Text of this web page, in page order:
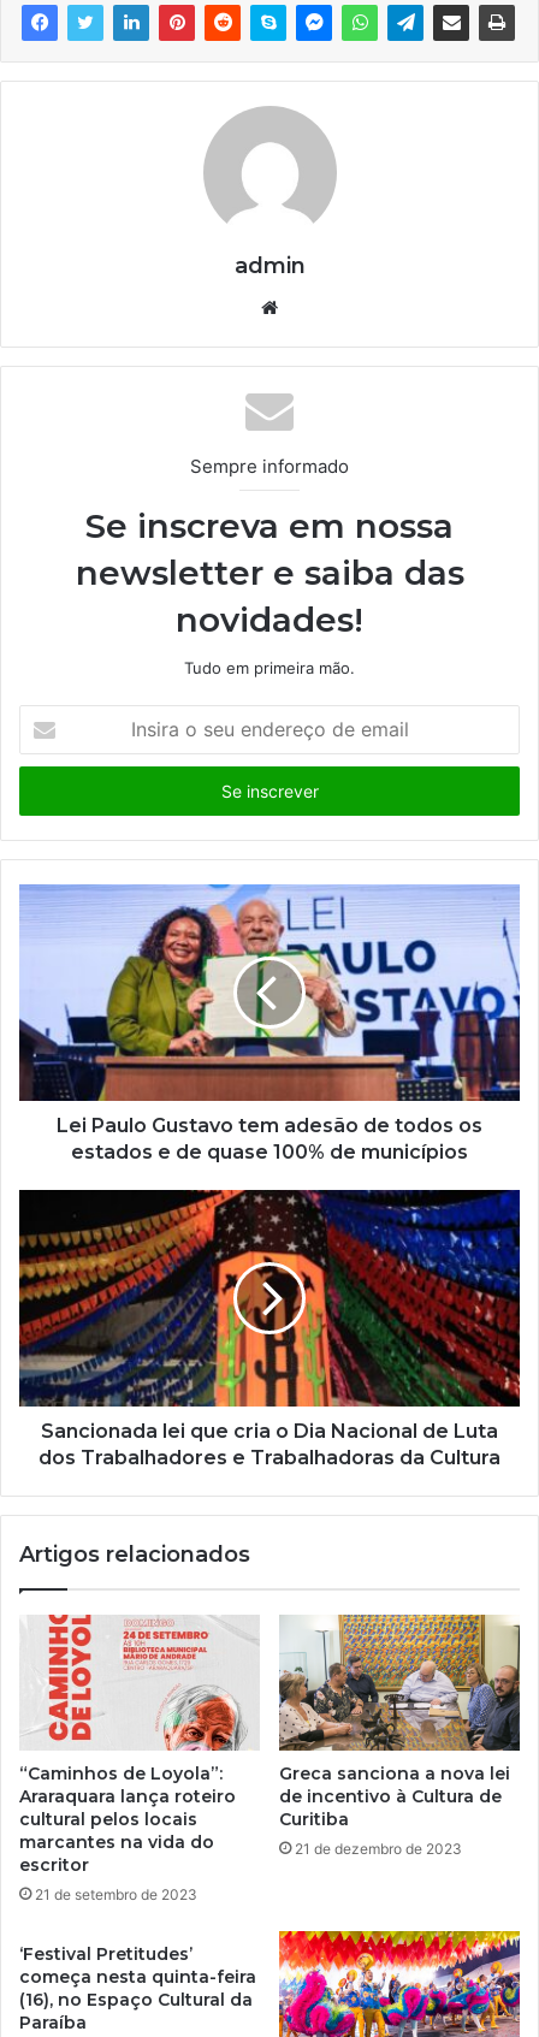
admin
te
Sempre informado
Se inscreva em nossa
newsletter e saiba das
novidades!
Tudo em primeira mão.
s
r
a
s
e
d
e
m
a
i
l
Lei Paulo Gustavo tem adesão de todos os
estados e de quase 100% de municípios
Sancionada lei que cria o Dia Nacional de Luta
dos Trabalhadores e Trabalhadoras da Cultura
Artigos relacionados
“Caminhos de Loyola”:
Araraquara lança roteiro
cultural pelos locais
marcantes na vida do
escritor
21 de setembro de 2023
Greca sanciona a nova lei
de incentivo à Cultura de
Curitiba
21 de dezembro de 2023
‘Festival Pretitudes’
começa nesta quinta-feira
(16), no Espaço Cultural da
Paraíba